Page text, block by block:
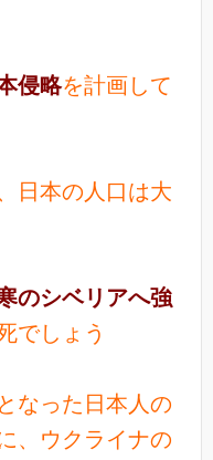
侵略を計画して
日本の人口は大
のシベリアへ強
でしょう
なった日本人の
、ウクライナの